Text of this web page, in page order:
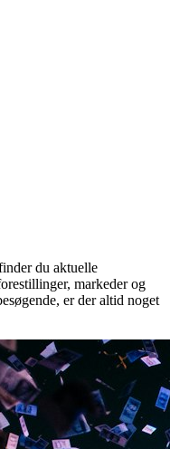
du aktuelle
markeder og
er der altid noget